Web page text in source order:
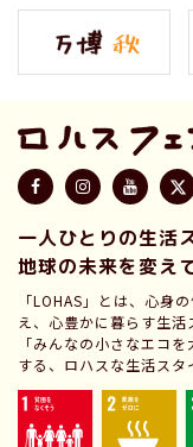
一人ひとりの生活
地球の未来を変え
「LOHAS」とは、心身
え、心豊かに暮らす生活
「みんなの小さなエコ
する、ロハスな生活スタ